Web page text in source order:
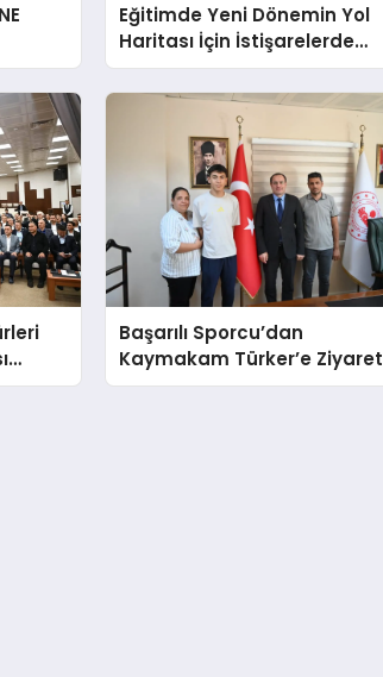
Eğitimde Yeni Dönemin Yol
Haritası İçin İstişarelerde
Bulunuldu
Başarılı Sporcu’dan
Kaymakam Türker’e Ziyaret